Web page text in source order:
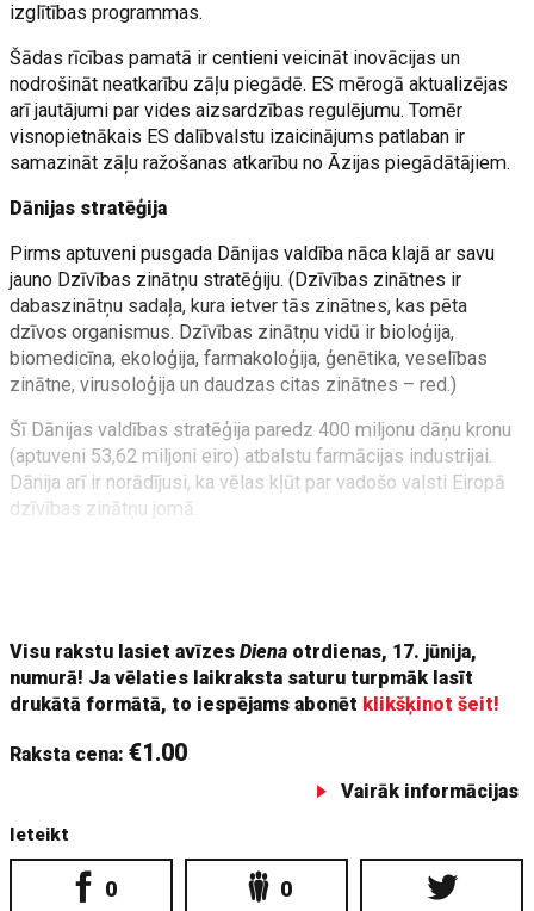
izglītības programmas.
Šādas rīcības pamatā ir centieni veicināt inovācijas un
nodrošināt neatkarību zāļu piegādē. ES mērogā aktualizējas
arī jautājumi par vides aizsardzības regulējumu. Tomēr
visnopietnākais ES dalībvalstu izaicinājums patlaban ir
samazināt zāļu ražošanas atkarību no Āzijas piegādātājiem.
Dānijas stratēģija
Pirms aptuveni pusgada Dānijas valdība nāca klajā ar savu
jauno Dzīvības zinātņu stratēģiju. (Dzīvības zinātnes ir
dabaszinātņu sadaļa, kura ietver tās zinātnes, kas pēta
dzīvos organismus. Dzīvības zinātņu vidū ir bioloģija,
biomedicīna, ekoloģija, farmakoloģija, ģenētika, veselības
zinātne, virusoloģija un daudzas citas zinātnes – red.)
Šī Dānijas valdības stratēģija paredz 400 miljonu dāņu kronu
(aptuveni 53,62 miljoni eiro) atbalstu farmācijas industrijai.
Dānija arī ir norādījusi, ka vēlas kļūt par vadošo valsti Eiropā
dzīvības zinātņu jomā.
Visu rakstu lasiet avīzesDiena otrdienas, 17. jūnija,
numurā! Ja vēlaties laikraksta saturu turpmāk lasīt
drukātā formātā, to iespējams abonēt klikšķinot šeit!
Raksta cena:€1.00
Vairāk informācijas
Ieteikt
0 0